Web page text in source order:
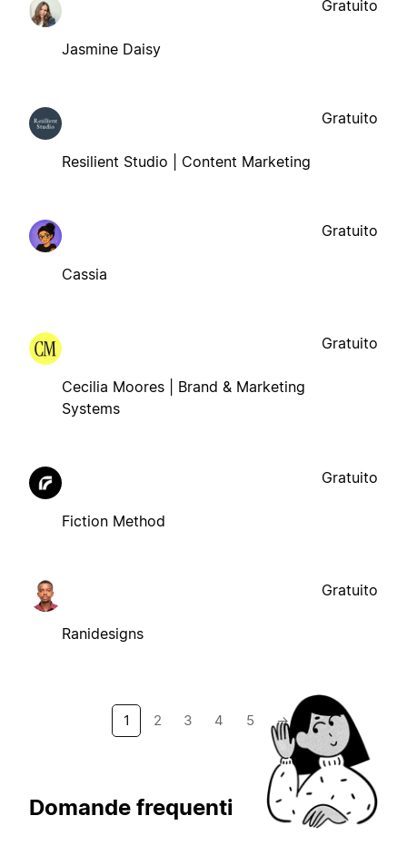
Jasmine Daisy
Gratuito
Resilient Studio | Content Marketing
Gratuito
Cassia
Gratuito
Cecilia Moores | Brand & Marketing
Systems
Gratuito
Fiction Method
Gratuito
Ranidesigns
Gratuito
1 2 3 4 5 →
Domande frequenti